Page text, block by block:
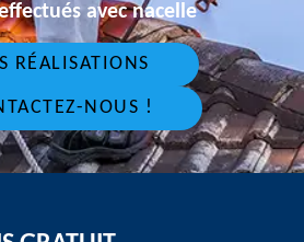
avec nacelle
RÉALISATIONS
NOUS !